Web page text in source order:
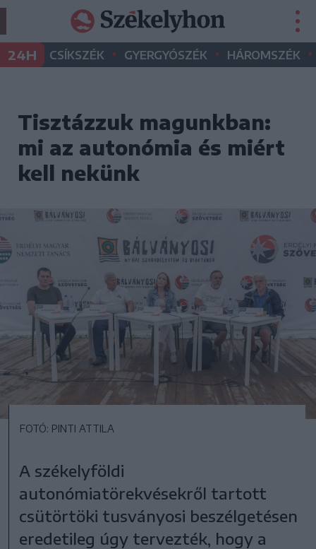
24H CSÍKSZÉK • GYERGYÓSZÉK • HÁROMSZÉK •
Tisztázzuk magunkban:
mi az autonómia és miért
kell nekünk
FOTÓ: PINTI ATTILA
A székelyföldi
autonómiatörekvésekről tartott
csütörtöki tusványosi beszélgetésen
eredetileg úgy tervezték, hogy a